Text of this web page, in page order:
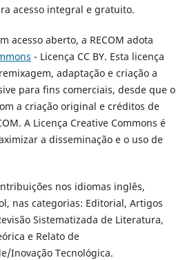
acesso integral e gratuito.
acesso aberto, a RECOM adota
- Licença CC BY. Esta licença
adaptação e criação a
para fins comerciais, desde que o
a criação original e créditos de
A Licença Creative Commons é
a disseminação e o uso de
nos idiomas inglês,
nas categorias: Editorial, Artigos
Sistematizada de Literatura,
e Relato de
Inovação Tecnológica.